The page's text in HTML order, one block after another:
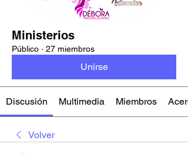
Ministerios
Público · 27 miembros
Unirse
Discusión Multimedia Miembros
Volver